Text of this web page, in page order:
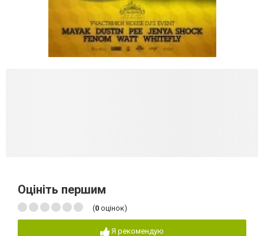
Оцініть першим
(0 оцінок)
Я рекомендую